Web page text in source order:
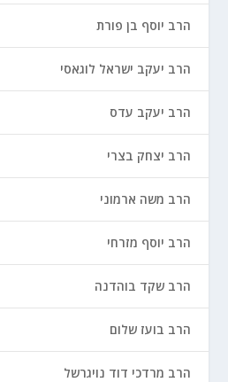
הרב יוסף בן פורת
הרב יעקב ישראל לוגאסי
הרב יעקב עדס
הרב יצחק בצרי
הרב משה ארמוני
הרב יוסף מזרחי
הרב שקד בוהדנה
הרב בועז שלום
הרב מרדכי דוד נויגרשל